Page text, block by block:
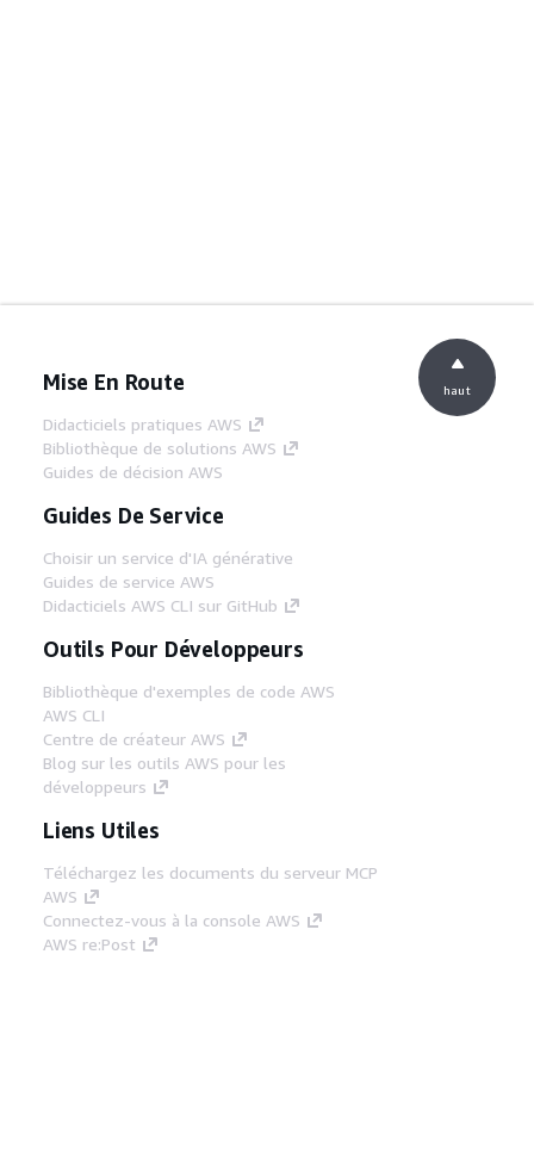
Mise En Route
Didacticiels pratiques AWS
Bibliothèque de solutions AWS
Guides de décision AWS
Guides De Service
Choisir un service d'IA générative
Guides de service AWS
Didacticiels AWS CLI sur GitHub
Outils Pour Développeurs
Bibliothèque d'exemples de code AWS
AWS CLI
Centre de créateur AWS
Blog sur les outils AWS pour les
développeurs
Liens Utiles
Téléchargez les documents du serveur MCP
AWS
Connectez-vous à la console AWS
AWS re:Post
haut